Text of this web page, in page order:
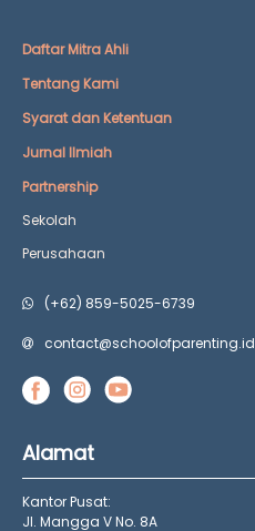
Daftar Mitra Ahli
Tentang Kami
Syarat dan Ketentuan
Jurnal Ilmiah
Partnership
Sekolah
Perusahaan
(+62) 859-5025-6739
contact@schoolofparenting.id
Alamat
Kantor Pusat:
Jl. Mangga V No. 8A